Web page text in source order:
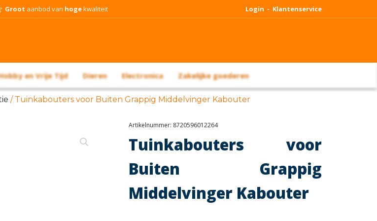
Groot aanbod van hogekwaliteit Login - Klantenservice
en Vrije Tijd Dieren Electronica Zakelijke goederen
/ Tuinkabouters voor Buiten Grappig Middelvinger Kabouter
Artikelnummer: 8720596012264
Tuinkabouters voor
Buiten Grappig
Middelvinger Kabouter